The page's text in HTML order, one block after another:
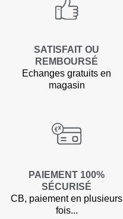
SATISFAIT OU
REMBOURSÉ
Echanges gratuits en
magasin
PAIEMENT 100%
SÉCURISÉ
CB, paiement en plusieurs
fois...